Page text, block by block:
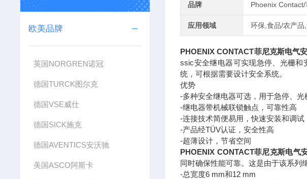
欧美品牌
英国NORGREN诺冠
德国TURCK图尔克
德国VSE威仕
德国SICK施克
德国AVENTICS安沃驰
美国ASCO阿斯卡
品牌 Phoenix
应用领域 环保,食品/农产品
PHOENIX CONTACT菲尼克斯电气
ssic安全继电器可实现急停、光栅
统，可根据需要设计安全系统。
优势
-多种安全继电器可选，用于急停、
-继电器带机械联锁触点，可靠性高
-连接技术简便易用，快速安装和调试
-产品经TÜV认证，安全性高
-超薄设计，节省空间
PHOENIX CONTACT菲尼克斯电气
同时确保性能可靠。这是由于该系列
-总宽度6 mm和12 mm